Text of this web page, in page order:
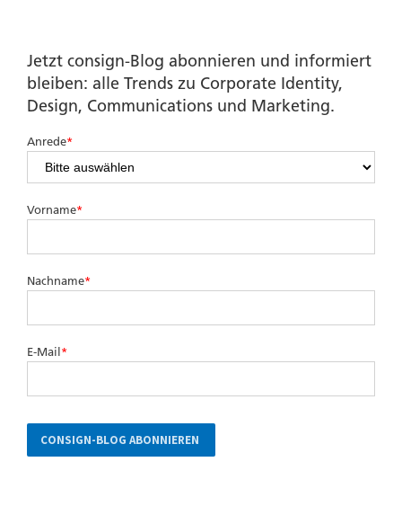
Jetzt consign-Blog abonnieren und informiert
bleiben: alle Trends zu Corporate Identity,
Design, Communications und Marketing.
Anrede*
Vorname*
Nachname*
E-Mail *